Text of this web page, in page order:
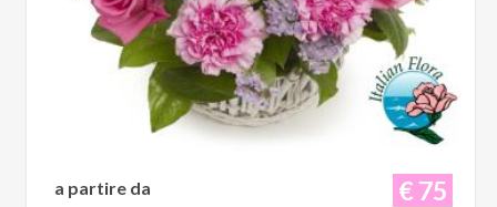
€ 75
a partire da